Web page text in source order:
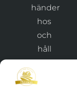
händer
hos
och
håll
uppdaterad